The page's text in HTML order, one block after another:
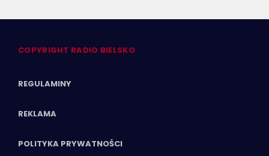
COPYRIGHT RADIO BIELSKO
REGULAMINY
REKLAMA
POLITYKA PRYWATNOŚCI